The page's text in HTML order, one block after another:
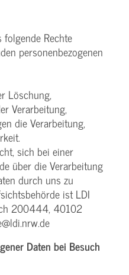
folgende Rechte
personenbezogenen
Löschung,
Verarbeitung,
die Verarbeitung,
sich bei einer
über die Verarbeitung
durch uns zu
ist LDI
200444, 40102
Daten bei Besuch